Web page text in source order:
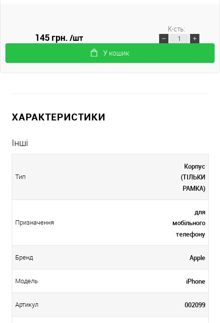
145 грн./шт
У кошик
К-сть:
ХАРАКТЕРИСТИКИ
Інші
Тип
Корпус
(ТІЛЬКИ
РАМКА)
Призначення
для
мобільного
телефону
Бренд Apple
Модель iPhone
Артикул 002099